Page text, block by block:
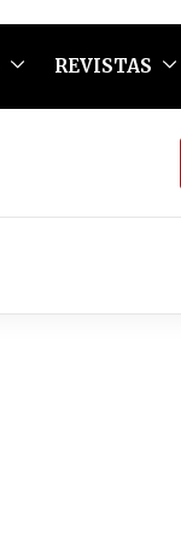
REVISTAS